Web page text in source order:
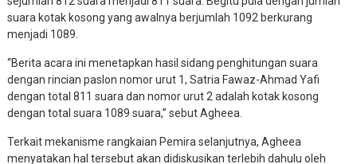
suara kotak kosong yang awalnya berjumlah 1092 berkurang
menjadi 1089.
“Berita acara ini menetapkan hasil sidang penghitungan suara
dengan rincian paslon nomor urut 1, Satria Fawaz-Ahmad Yafi
dengan total 811 suara dan nomor urut 2 adalah kotak kosong
dengan total suara 1089 suara,” sebut Agheea.
Terkait mekanisme rangkaian Pemira selanjutnya, Agheea
menyatakan hal tersebut akan didiskusikan terlebih dahulu oleh